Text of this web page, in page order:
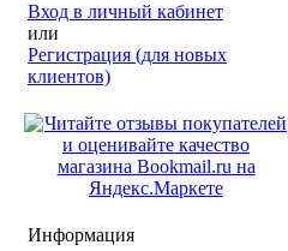
Вход в личный кабинет
или
Регистрация (для новых
клиентов)
Информация